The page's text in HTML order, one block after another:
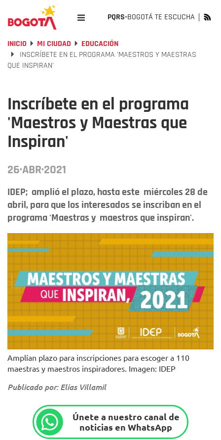
PQRS-BOGOTÁ TE ESCUCHA
INICIO MI CIUDAD
EDUCACIÓN
INSCRÍBETE EN EL PROGRAMA 'MAESTROS Y MAESTRAS
QUE INSPIRAN'
Inscríbete en el programa
'Maestros y Maestras que
Inspiran'
26·ABR·2021
IDEP; amplió el plazo, hasta este miércoles 28 de
abril, para que los interesados se inscriban en el
programa 'Maestras y maestros que inspiran'.
Amplían plazo para inscripciones para escoger a 110
maestras y maestros inspiradores. Imagen: IDEP
Publicado por: Elías Villamil
Únete a nuestro canal de
noticias en WhatsApp